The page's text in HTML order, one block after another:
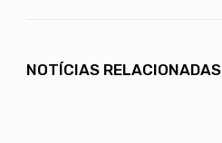
NOTÍCIAS RELACIONADAS